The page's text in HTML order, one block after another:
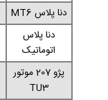
دنا پلاس MT6
دنا پلاس
اتوماتیک
پژو 207 موتور
TU3